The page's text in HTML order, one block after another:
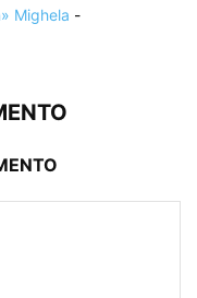
Mighela -